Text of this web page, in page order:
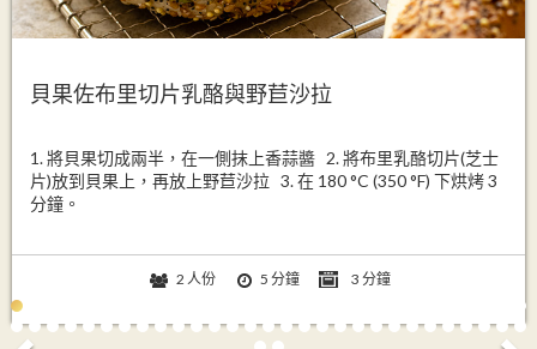
貝果佐布里切片乳酪與野苣沙拉
1. 將貝果切成兩半，在一側抹上香蒜醬 2. 將布里乳酪切片(芝士
片)放到貝果上，再放上野苣沙拉 3. 在 180 °C (350 °F) 下烘烤 3
分鐘。
2 人份 5 分鐘 3 分鐘